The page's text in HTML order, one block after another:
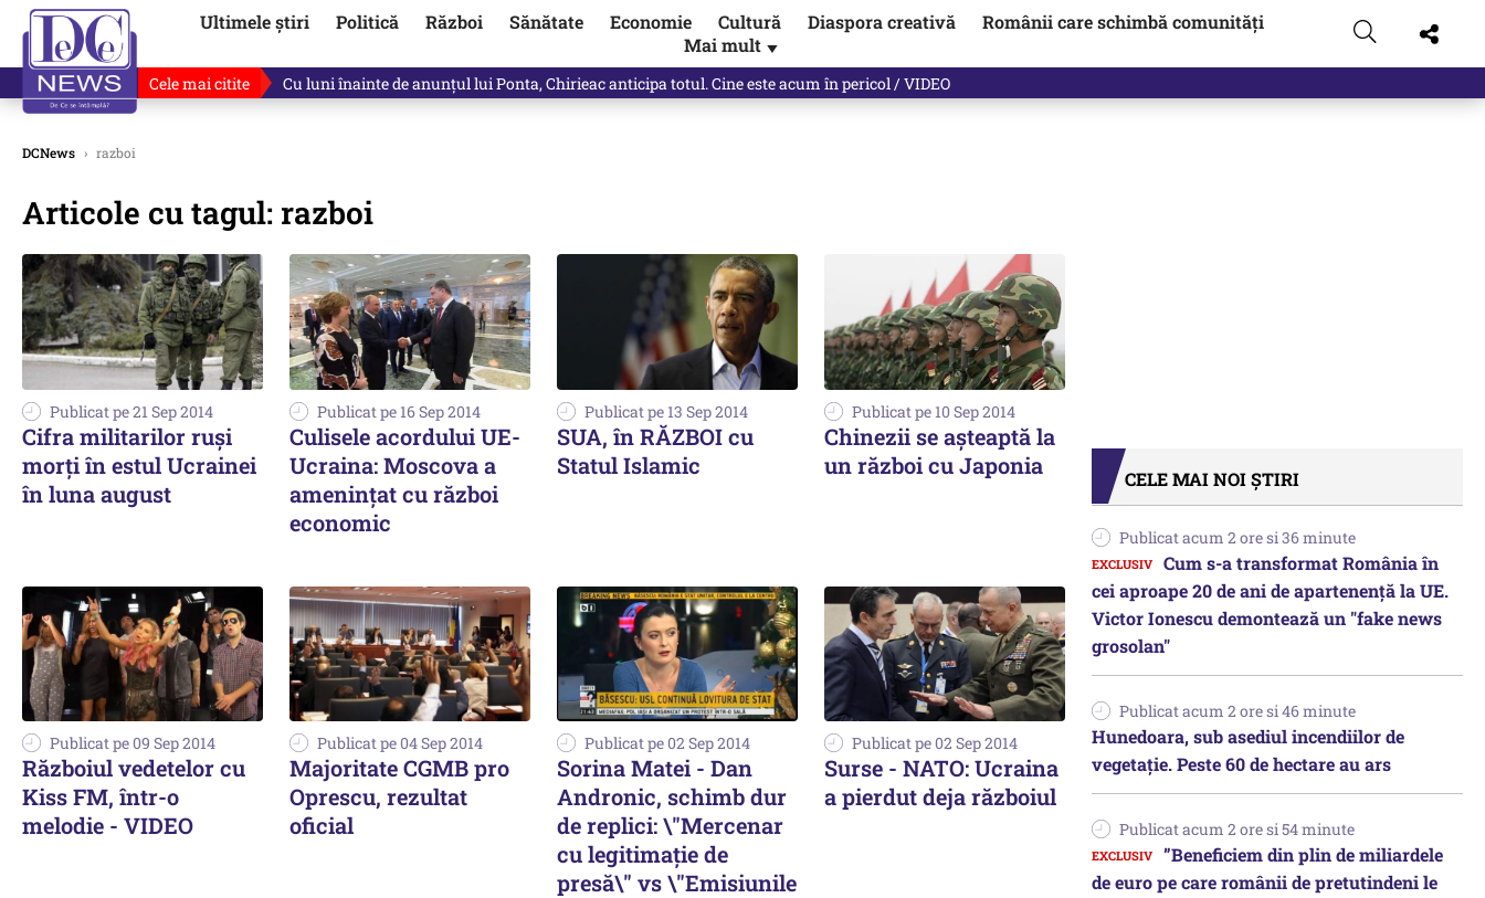
Ultimele știri Politică Război Sănătate Economie Cultură Diaspora creativă
Românii care schimbă comunități
Mai mult ▼
Cele mai citite Cu luni înainte de anunțul lui Ponta, Chirieac anticipa totul. Cine este acum în pericol / VIDEO
DCNews › razboi
Articole cu tagul: razboi
Publicat pe 21 Sep 2014
Cifra militarilor ruși
morți în estul Ucrainei
în luna august
Publicat pe 16 Sep 2014
Culisele acordului UE-
Ucraina: Moscova a
amenințat cu război
economic
Publicat pe 13 Sep 2014
SUA, în RĂZBOI cu
Statul Islamic
Publicat pe 10 Sep 2014
Chinezii se așteaptă la
un război cu Japonia
Publicat pe 09 Sep 2014
Războiul vedetelor cu
Kiss FM, într-o
melodie - VIDEO
Publicat pe 04 Sep 2014
Majoritate CGMB pro
Oprescu, rezultat
oficial
Publicat pe 02 Sep 2014
Sorina Matei - Dan
Andronic, schimb dur
de replici: \"Mercenar
cu legitimație de
presă\" vs \"Emisiunile
Publicat pe 02 Sep 2014
Surse - NATO: Ucraina
a pierdut deja războiul
CELE MAI NOI ȘTIRI
Publicat acum 2 ore si 36 minute
Cum s-a transformat România în
cei aproape 20 de ani de apartenență la UE.
Victor Ionescu demontează un "fake news
grosolan"
Publicat acum 2 ore si 46 minute
Hunedoara, sub asediul incendiilor de
vegetație. Peste 60 de hectare au ars
Publicat acum 2 ore si 54 minute
”Beneficiem din plin de miliardele
de euro pe care românii de pretutindeni le